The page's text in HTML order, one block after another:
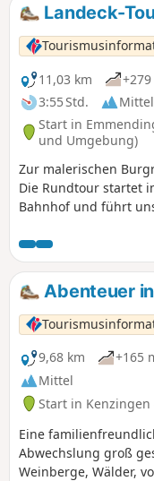
Landeck-
11,03 km
3:55 Std.
Mittel
Start in
und Umgebung)
Zur malerischen
Die Rundtour startet
Bahnhof und führt
Aussichtsplateau am
Panorama des
Schwarzwald über
guter Sicht gar zum
Waldpfade mit
Highlight der Tour -
schmale Treppen
Panoramablick und
einer Rast ein. Der
hinab durch die
auf fast den
Rheinebene bei
Abenteuer
9,68 km
+165
Mittel
Start in
Eine
Abwechslung groß
Weinberge, Wälder,